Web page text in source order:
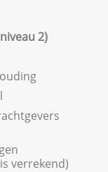
2)
verrekend)